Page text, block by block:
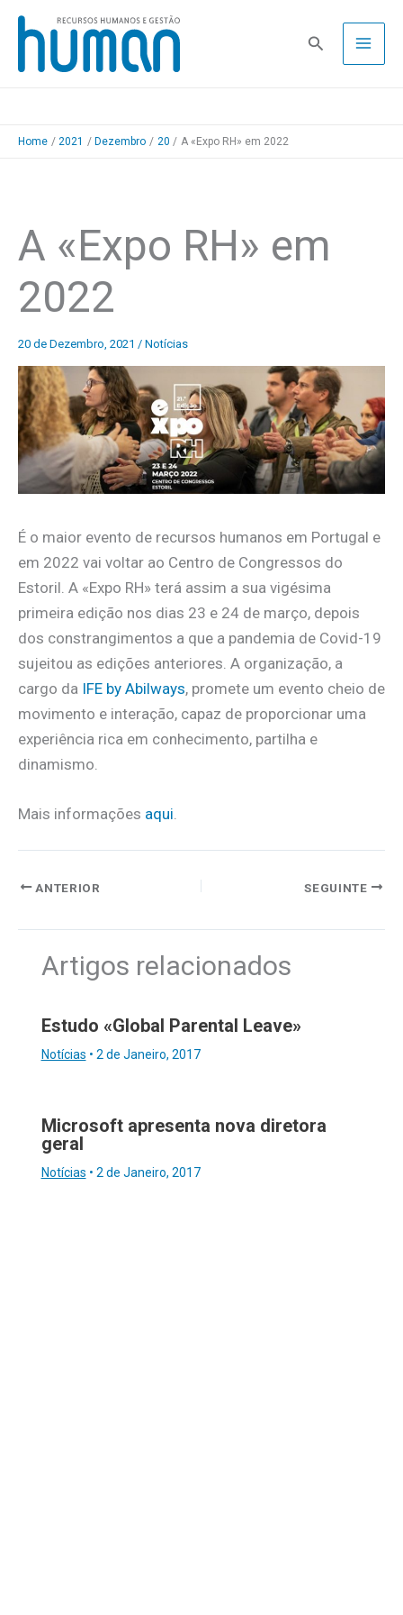
Skip
content
Pesquisa
Home 2021 Dezembro 20 A «Expo RH» em 2022
A «Expo RH» em
2022
20 de Dezembro, 2021 / Notícias
É o maior evento de recursos humanos em Portugal e
em 2022 vai voltar ao Centro de Congressos do
Estoril. A «Expo RH» terá assim a sua vigésima
primeira edição nos dias 23 e 24 de março, depois
dos constrangimentos a que a pandemia de Covid-19
sujeitou as edições anteriores. A organização, a
cargo da IFE by Abilways, promete um evento cheio de
movimento e interação, capaz de proporcionar uma
experiência rica em conhecimento, partilha e
dinamismo.
Mais informações aqui.
ANTERIOR SEGUINTE
Artigos relacionados
Estudo «Global Parental Leave»
Notícias • 2 de Janeiro, 2017
Microsoft apresenta nova diretora
geral
Notícias • 2 de Janeiro, 2017